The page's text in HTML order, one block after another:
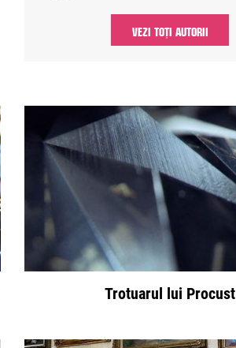
VEZI TOȚI AUTORII
Trotuarul lui Procust